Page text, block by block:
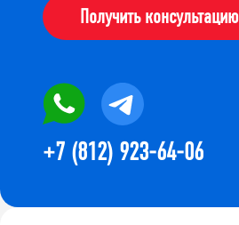
Получить консультацию
+7 (812) 923-64-06